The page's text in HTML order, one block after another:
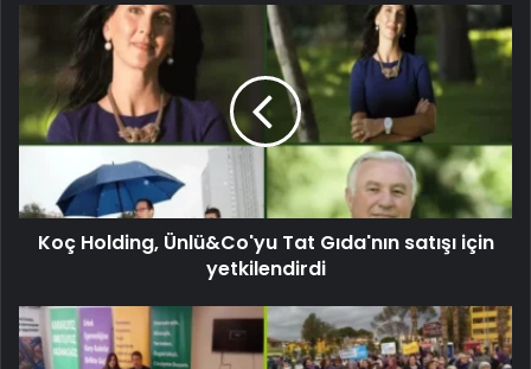
Koç Holding, Ünlü&Co'yu Tat Gıda'nın satışı için
yetkilendirdi